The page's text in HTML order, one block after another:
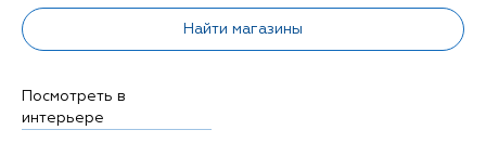
Найти магазины
Посмотреть в
интерьере